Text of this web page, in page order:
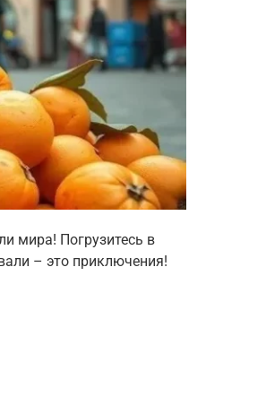
мира! Погрузитесь в
– это приключения!